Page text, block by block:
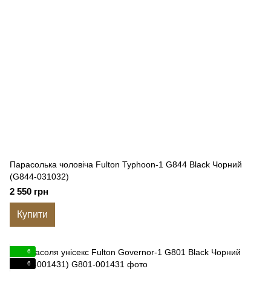
Парасолька чоловіча Fulton Typhoon-1 G844 Black Чорний
(G844-031032)
2 550 грн
Купити
6
6